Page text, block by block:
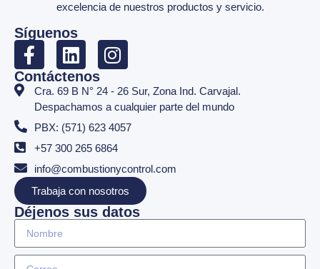
excelencia de nuestros productos y servicio.
Síguenos
Contáctenos
Cra. 69 B N° 24 - 26 Sur, Zona Ind. Carvajal.
Despachamos a cualquier parte del mundo
PBX: (571) 623 4057
+57 300 265 6864
info@combustionycontrol.com
Trabaja con nosotros
Déjenos sus datos